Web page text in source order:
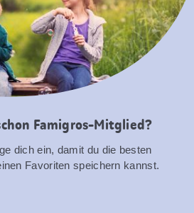
Famigros-Mitglied?
dich ein, damit du die besten
Favoriten speichern kannst.